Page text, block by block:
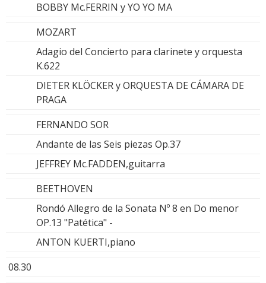
BOBBY Mc.FERRIN y YO YO MA
MOZART
Adagio del Concierto para clarinete y orquesta
K.622
DIETER KLÖCKER y ORQUESTA DE CÁMARA DE
PRAGA
FERNANDO SOR
Andante de las Seis piezas Op.37
JEFFREY Mc.FADDEN,guitarra
BEETHOVEN
Rondó Allegro de la Sonata Nº 8 en Do menor
OP.13 "Patética" -
ANTON KUERTI,piano
08.30